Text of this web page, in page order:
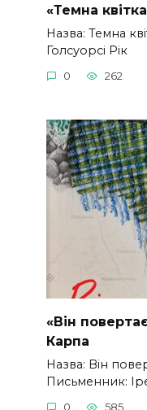
«Темна
Назва: Темна
Голсуорсі Рік
0 262
«Він
Карпа
Назва: Він
Письменник:
0 585